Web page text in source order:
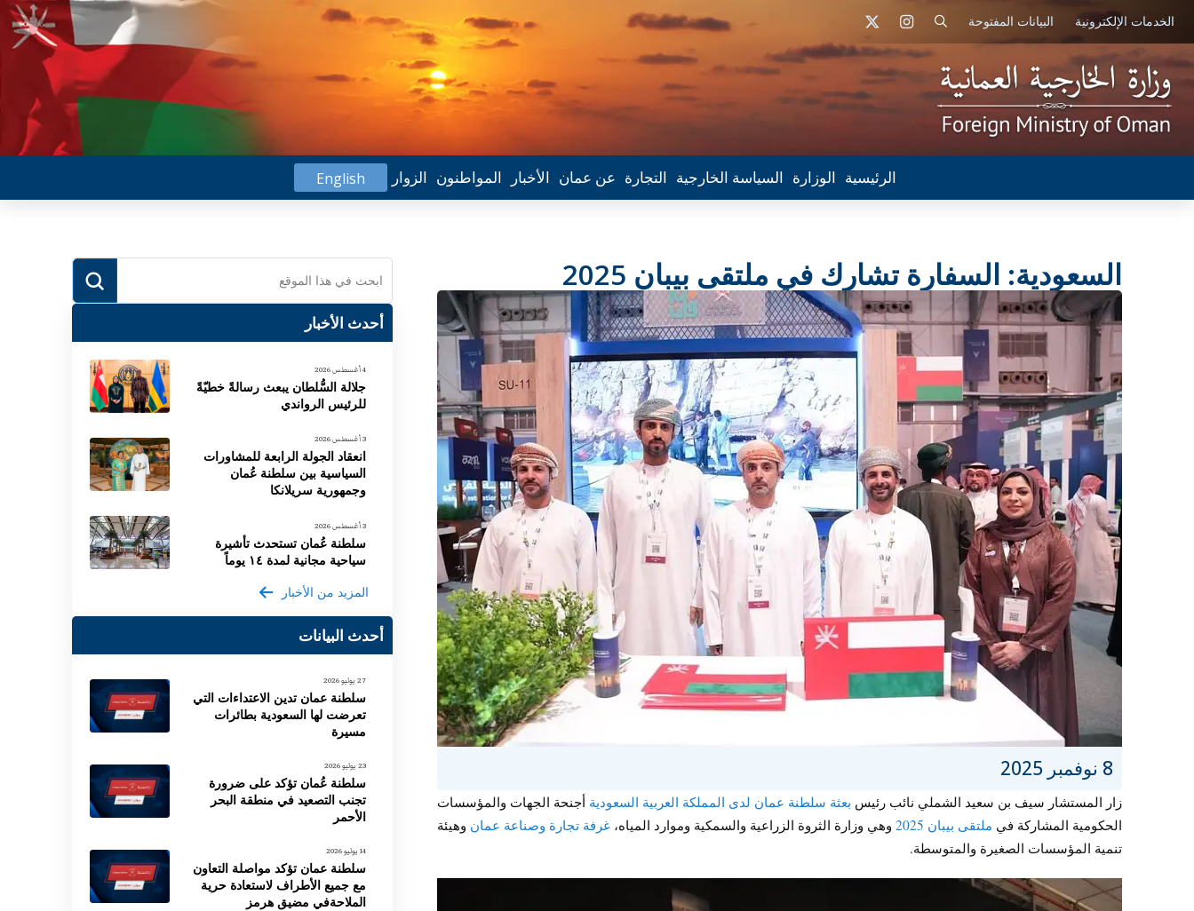
الخدمات الإلكترونية البيانات المفتوحة
English الزوار المواطنون الأخبار عن عمان التجارة السياسة الخارجية الوزارة الرئيسية
السعودية: السفارة تشارك في ملتقى بيبان 2025
8 نوفمبر 2025
زار المستشار سيف بن سعيد الشملي نائب رئيس بعثة سلطنة عمان لدى المملكة العربية السعودية أجنحة الجهات والمؤسسات
الحكومية المشاركة في ملتقى بيبان 2025 وهي وزارة الثروة الزراعية والسمكية وموارد المياه، غرفة تجارة وصناعة عمان وهيئة
تنمية المؤسسات الصغيرة والمتوسطة.
Search
Submit
أحدث الأخبار
4 أغسطس 2026
جلالة السُّلطان يبعث رسالةً خطيّةً
للرئيس الرواندي
3 أغسطس 2026
انعقاد الجولة الرابعة للمشاورات
السياسية بين سلطنة عُمان
وجمهورية سريلانكا
3 أغسطس 2026
سلطنة عُمان تستحدث تأشيرة
سياحية مجانية لمدة ١٤ يوماً
المزيد من الأخبار
أحدث البيانات
27 يوليو 2026
سلطنة عمان تدين الاعتداءات التي
تعرضت لها السعودية بطائرات
مسيرة
23 يوليو 2026
سلطنة عُمان تؤكد على ضرورة
تجنب التصعيد في منطقة البحر
الأحمر
14 يوليو 2026
سلطنة عمان تؤكد مواصلة التعاون
مع جميع الأطراف لاستعادة حرية
الملاحةفي مضيق هرمز